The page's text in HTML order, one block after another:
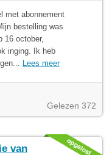
met abonnement
bestelling was
16 october,
inging. Ik heb
Lees meer
Gelezen 372
van